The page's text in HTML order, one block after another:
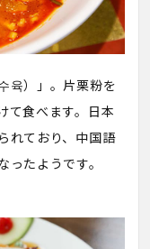
육）」。片栗粉を
て食べます。日本
れており、中国語
ったようです。